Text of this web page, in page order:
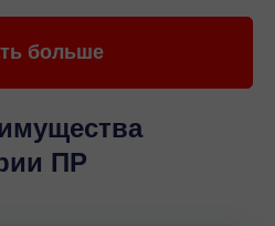
от пыли и влаги, а
сертификатами ISO 9001 и
стандартам качества.
изготовления с
больше
ПР